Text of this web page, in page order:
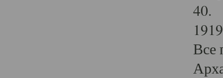
40.
Все